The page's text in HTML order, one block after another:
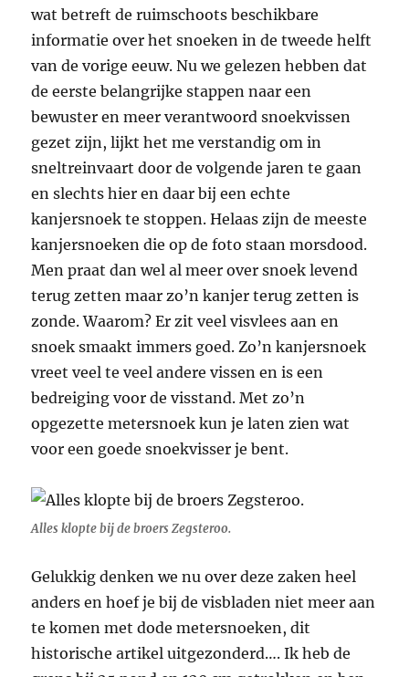
wat betreft de ruimschoots beschikbare
informatie over het snoeken in de tweede helft
van de vorige eeuw. Nu we gelezen hebben dat
de eerste belangrijke stappen naar een
bewuster en meer verantwoord snoekvissen
gezet zijn, lijkt het me verstandig om in
sneltreinvaart door de volgende jaren te gaan
en slechts hier en daar bij een echte
kanjersnoek te stoppen. Helaas zijn de meeste
kanjersnoeken die op de foto staan morsdood.
Men praat dan wel al meer over snoek levend
terug zetten maar zo’n kanjer terug zetten is
zonde. Waarom? Er zit veel visvlees aan en
snoek smaakt immers goed. Zo’n kanjersnoek
vreet veel te veel andere vissen en is een
bedreiging voor de visstand. Met zo’n
opgezette metersnoek kun je laten zien wat
voor een goede snoekvisser je bent.
Alles klopte bij de broers Zegsteroo.
Gelukkig denken we nu over deze zaken heel
anders en hoef je bij de visbladen niet meer aan
te komen met dode metersnoeken, dit
historische artikel uitgezonderd…. Ik heb de